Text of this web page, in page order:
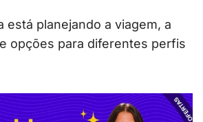
está planejando a viagem, a
opções para diferentes perfis